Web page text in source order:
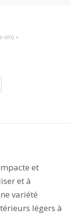
on)
et
et à
variété
légers à